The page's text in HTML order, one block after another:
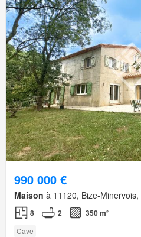
990 000 €
Maison à 11120, Bize-
8 2 350 m²
Cave